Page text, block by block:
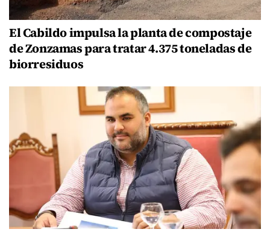
El Cabildo impulsa la planta de compostaje
de Zonzamas para tratar 4.375 toneladas de
biorresiduos